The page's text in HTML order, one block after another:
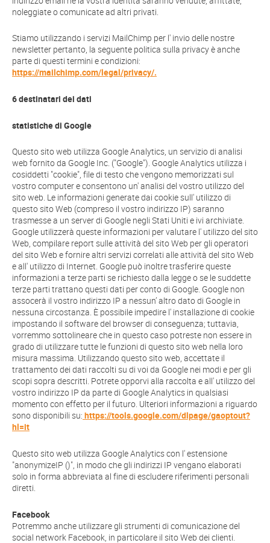
noleggiate o comunicate ad altri privati.
Stiamo utilizzando i servizi MailChimp per l' invio delle nostre
newsletter pertanto, la seguente politica sulla privacy è anche
parte di questi termini e condizioni:
https://mailchimp.com/legal/privacy/.
6 destinatari dei dati
statistiche di Google
Questo sito web utilizza Google Analytics, un servizio di analisi
web fornito da Google Inc. ("Google"). Google Analytics utilizza i
cosiddetti "cookie", file di testo che vengono memorizzati sul
vostro computer e consentono un' analisi del vostro utilizzo del
sito web. Le informazioni generate dai cookie sull' utilizzo di
questo sito Web (compreso il vostro indirizzo IP) saranno
trasmesse a un server di Google negli Stati Uniti e ivi archiviate.
Google utilizzerà queste informazioni per valutare l' utilizzo del sito
Web, compilare report sulle attività del sito Web per gli operatori
del sito Web e fornire altri servizi correlati alle attività del sito Web
e all' utilizzo di Internet. Google può inoltre trasferire queste
informazioni a terze parti se richiesto dalla legge o se le suddette
terze parti trattano questi dati per conto di Google. Google non
assocerà il vostro indirizzo IP a nessun’ altro dato di Google in
nessuna circostanza. È possibile impedire l' installazione di cookie
impostando il software del browser di conseguenza; tuttavia,
vorremmo sottolineare che in questo caso potreste non essere in
grado di utilizzare tutte le funzioni di questo sito web nella loro
misura massima. Utilizzando questo sito web, accettate il
trattamento dei dati raccolti su di voi da Google nei modi e per gli
scopi sopra descritti. Potrete opporvi alla raccolta e all' utilizzo del
vostro indirizzo IP da parte di Google Analytics in qualsiasi
momento con effetto per il futuro. Ulteriori informazioni a riguardo
sono disponibili su: https://tools.google.com/dlpage/gaoptout?
hl=it
Questo sito web utilizza Google Analytics con l' estensione
"anonymizeIP ()", in modo che gli indirizzi IP vengano elaborati
solo in forma abbreviata al fine di escludere riferimenti personali
diretti.
Facebook
Potremmo anche utilizzare gli strumenti di comunicazione del
social network Facebook, in particolare il sito Web dei clienti.